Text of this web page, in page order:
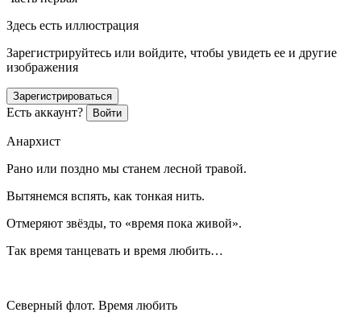
Здесь есть иллюстрация
Зарегистрируйтесь или войдите, чтобы увидеть ее и другие
изображения
Зарегистрироваться
Есть аккаунт? Войти
Анархист
Рано или поздно мы станем лесной травой.
Вытянемся вспять, как тонкая нить.
Отмеряют звёзды, то «время пока живой».
Так время танцевать и время любить…
Северный флот. Время любить